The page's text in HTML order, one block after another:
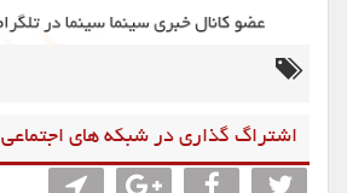
اشتراگ گذاری در شبکه های اجتماعی